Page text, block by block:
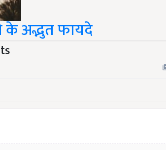
के अद्भुत फायदे